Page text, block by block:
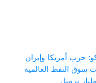
حرب أمريكا وإيران
سوق النفط العالمية